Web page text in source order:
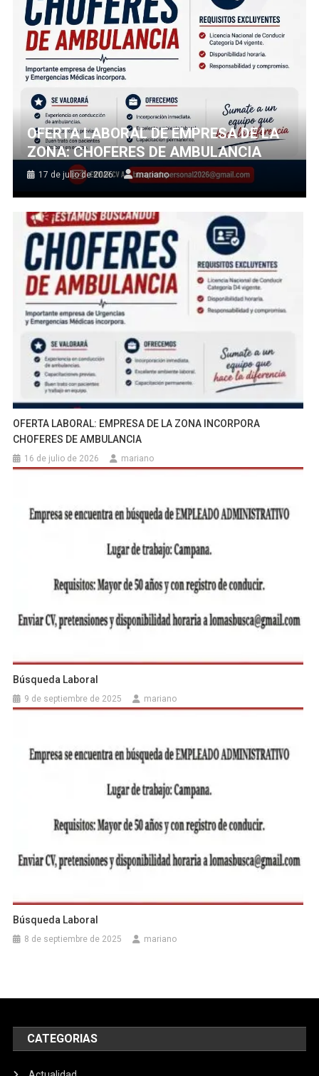
OFERTA LABORAL DE EMPRESA DE LA
ZONA: CHOFERES DE AMBULANCIA
17 de julio de 2026 mariano
OFERTA LABORAL: EMPRESA DE LA ZONA INCORPORA
CHOFERES DE AMBULANCIA
16 de julio de 2026 mariano
Búsqueda Laboral
9 de septiembre de 2025 mariano
Búsqueda Laboral
8 de septiembre de 2025 mariano
CATEGORIAS